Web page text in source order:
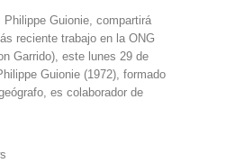
Philippe Guionie, compartirá
reciente trabajo en la ONG
Garrido), este lunes 29 de
Guionie (1972), formado
es colaborador de